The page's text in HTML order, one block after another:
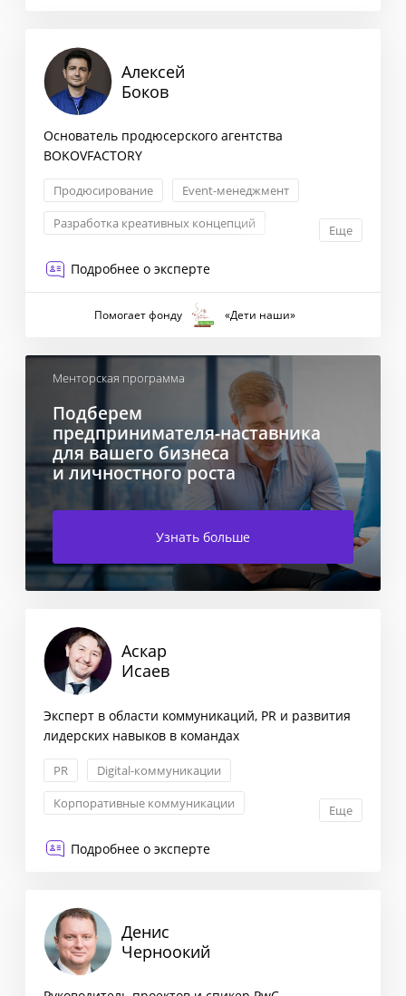
Алексей
Боков
Основатель продюсерского агентства
BOKOVFACTORY
Продюсирование
Event-менеджмент
Разработка креативных концепций
Еще
Подробнее о эксперте
Помогает фонду «Дети наши»
Менторская программа
Подберем
предпринимателя-наставника
для вашего бизнеса
и личностного роста
Узнать больше
Аскар
Исаев
Эксперт в области коммуникаций, PR и развития
лидерских навыков в командах
PR
Digital-коммуникации
Корпоративные коммуникации
Еще
Подробнее о эксперте
Денис
Черноокий